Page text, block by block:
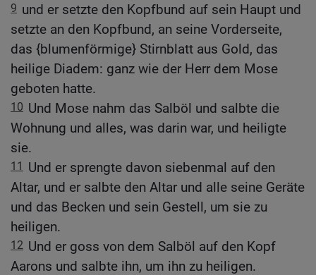
9 und er setzte den Kopfbund auf sein Haupt und
setzte an den Kopfbund, an seine Vorderseite,
das {blumenförmige} Stirnblatt aus Gold, das
heilige Diadem: ganz wie der Herr dem Mose
geboten hatte.
10 Und Mose nahm das Salböl und salbte die
Wohnung und alles, was darin war, und heiligte
sie.
11 Und er sprengte davon siebenmal auf den
Altar, und er salbte den Altar und alle seine Geräte
und das Becken und sein Gestell, um sie zu
heiligen.
12 Und er goss von dem Salböl auf den Kopf
Aarons und salbte ihn, um ihn zu heiligen.